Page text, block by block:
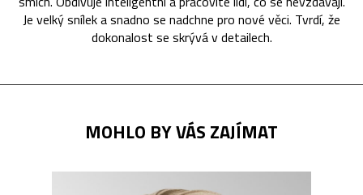
Je velký snílek a snadno se nadchne pro nové věci. Tvrdí, že
dokonalost se skrývá v detailech.
MOHLO BY VÁS ZAJÍMAT